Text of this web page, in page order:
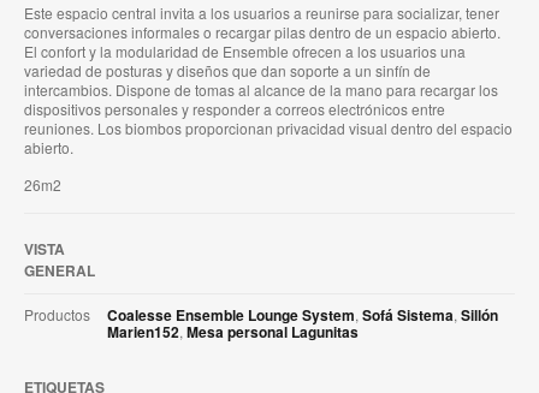
Este espacio central invita a los usuarios a reunirse para socializar, tener
conversaciones informales o recargar pilas dentro de un espacio abierto.
El confort y la modularidad de Ensemble ofrecen a los usuarios una
variedad de posturas y diseños que dan soporte a un sinfín de
intercambios. Dispone de tomas al alcance de la mano para recargar los
dispositivos personales y responder a correos electrónicos entre
reuniones. Los biombos proporcionan privacidad visual dentro del espacio
abierto.
26m2
VISTA
GENERAL
Productos Coalesse Ensemble Lounge System, Sofá Sistema, Sillón
Marien152, Mesa personal Lagunitas
ETIQUETAS